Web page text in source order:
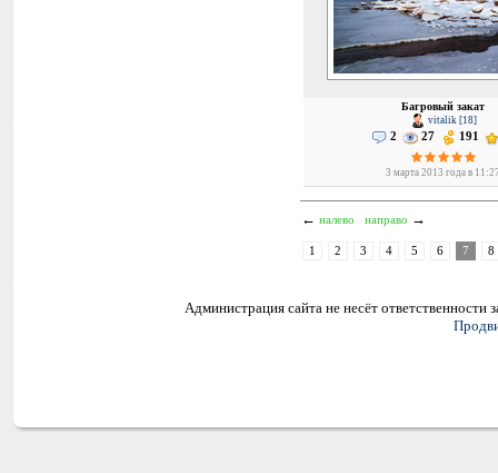
Багровый закат
vitalik [18]
2 27 191
3 марта 2013 года в
← налево направо →
1 2 3 4 5 6 7 8
Администрация сайта не несёт ответственности